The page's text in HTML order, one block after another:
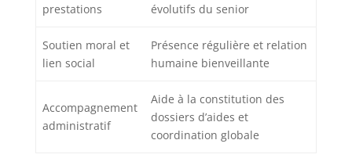
prestations
évolutifs du senior
Soutien moral et
lien social
Présence régulière et relation
humaine bienveillante
Accompagnement
administratif
Aide à la constitution des
dossiers d’aides et
coordination globale